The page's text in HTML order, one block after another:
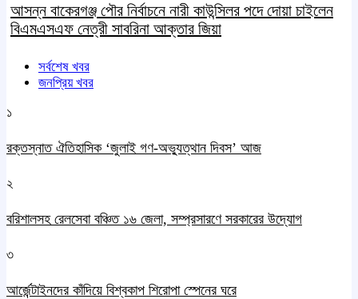
আসন্ন বাকেরগঞ্জ পৌর নির্বাচনে নারী কাউন্সিলর পদে দোয়া চাইলেন
বিএমএসএফ নেত্রী সাবরিনা আক্তার জিয়া
সর্বশেষ খবর
জনপ্রিয় খবর
১
রক্তস্নাত ঐতিহাসিক ‌‘জুলাই গণ-অভ্যুত্থান দিবস’ আজ
২
বরিশালসহ রেলসেবা বঞ্চিত ১৬ জেলা, সম্প্রসারণে সরকারের উদ্যোগ
৩
আর্জেন্টাইনদের কাঁদিয়ে বিশ্বকাপ শিরোপা স্পেনের ঘরে